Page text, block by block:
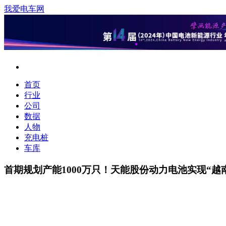
我爱电车网
首页
行业
公司
数据
人物
充电桩
车库
首期规划产能1000万只！天能股份动力电池实现“越